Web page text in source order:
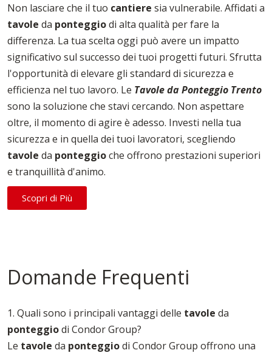
Non lasciare che il tuo cantiere sia vulnerabile. Affidati a
tavole da ponteggiodi alta qualità per fare la
differenza. La tua scelta oggi può avere un impatto
significativo sul successo dei tuoi progetti futuri. Sfrutta
l'opportunità di elevare gli standard di sicurezza e
efficienza nel tuo lavoro. Le Tavole da Ponteggio Trento
sono la soluzione che stavi cercando. Non aspettare
oltre, il momento di agire è adesso. Investi nella tua
sicurezza e in quella dei tuoi lavoratori, scegliendo
tavole da ponteggioche offrono prestazioni superiori
e tranquillità d'animo.
Scopri di Più
Domande Frequenti
1. Quali sono i principali vantaggi delle tavole da
ponteggiodi Condor Group?
Le tavole da ponteggiodi Condor Group offrono una